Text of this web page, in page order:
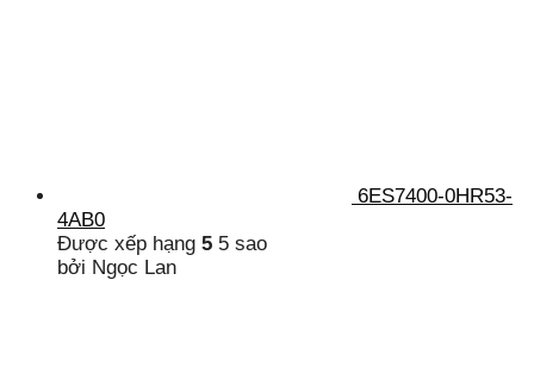
6ES7400-0HR53-
4AB0
Được xếp hạng 5 5 sao
bởi Ngọc Lan